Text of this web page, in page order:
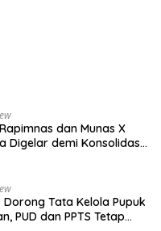
dan Munas X
Digelar demi Konsolidasi
Tata Kelola Pupuk
PUD dan PPTS Tetap